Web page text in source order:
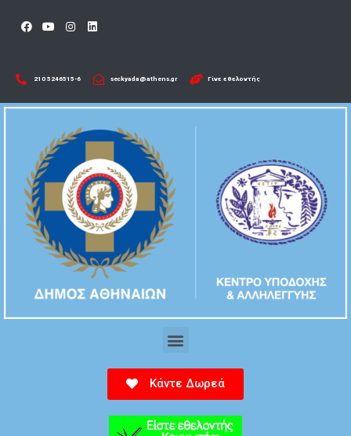
210 5246515-6​ seckyada@athens.gr Γίνε εθελοντής
Κάντε Δωρεά